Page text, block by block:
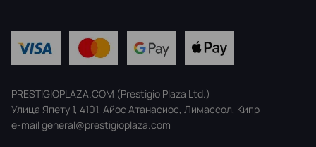
PRESTIGIOPLAZA.COM (Prestigio Plaza Ltd.)
Улица Япету 1, 4101, Айос Атанасиос, Лимассол, Кипр
e-mail general@prestigioplaza.com